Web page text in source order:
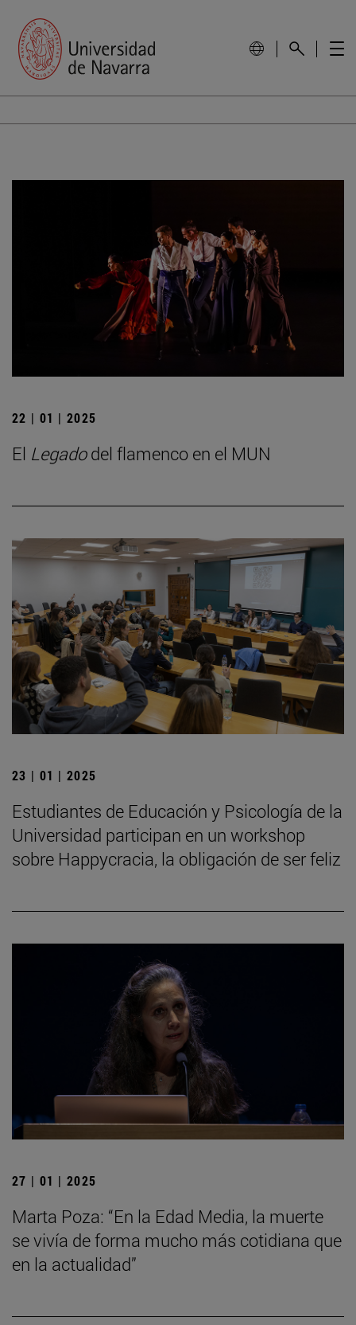
22 | 01 | 2025
El Legadodel flamenco en el MUN
23 | 01 | 2025
Estudiantes de Educación y Psicología de la
Universidad participan en un workshop
sobre Happycracia, la obligación de ser feliz
27 | 01 | 2025
Marta Poza: “En la Edad Media, la muerte
se vivía de forma mucho más cotidiana que
en la actualidad”